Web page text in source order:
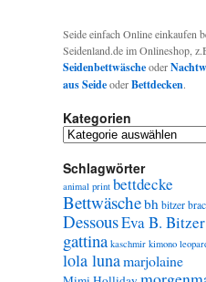
Seide einfach Online einkaufen
Seidenland.de im Onlineshop,
Seidenbettwäscheoder
aus SeideoderBettdecken.
Kategorien
Kategorien
Schlagwörter
animal print bettdecke
Bettwäschebh bitzer
DessousEva B. Bitzer
gattina kaschmir kimono
lola lunamarjolaine